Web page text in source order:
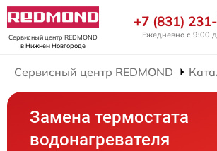
Сервисный центр REDMOND
в Нижнем Новгороде
+7 (831)
Ежедневно с 9:00
Сервисный центр REDMOND
Замена термостата
водонагревателя